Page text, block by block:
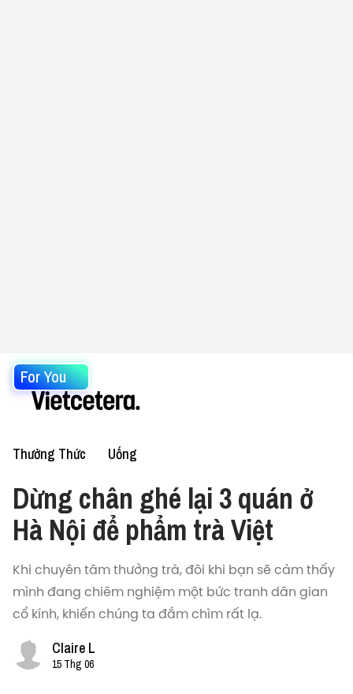
For You
Thưởng Thức Uống
Dừng chân ghé lại 3 quán ở
Hà Nội để phẩm trà Việt
Khi chuyên tâm thưởng trà, đôi khi bạn sẽ cảm thấy
mình đang chiêm nghiệm một bức tranh dân gian
cổ kính, khiến chúng ta đắm chìm rất lạ.
Claire L
15 Thg 06